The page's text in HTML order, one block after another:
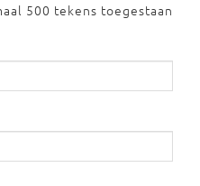
500 tekens toegestaan